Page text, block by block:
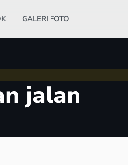
GALERI FOTO
jalan